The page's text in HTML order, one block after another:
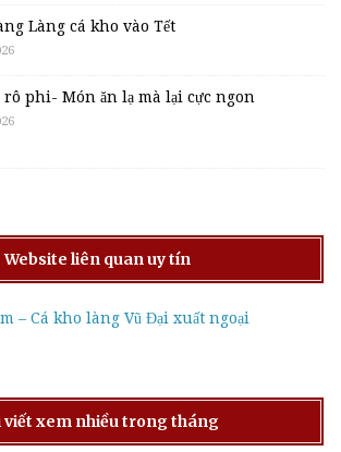
Làng cá kho vào Tết
rô phi- Món ăn lạ mà lại cực ngon
Website liên quan uy tín
– Cá kho làng Vũ Đại xuất ngoại
viết xem nhiều trong tháng